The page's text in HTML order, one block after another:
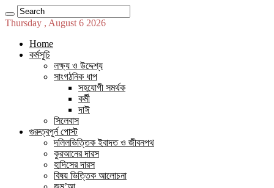
Thursday , August 6 2026
Home
কর্মসূচি
লক্ষ্য ও উদ্দেশ্য
সাংগঠনিক ধাপ
সহযোগী সমর্থক
কর্মী
দাঈ
সিলেবাস
গুরুত্বপূর্ন পোস্ট
দলিলভিত্তিক ইবাদত ও জীবনপথ
কুরআনের দারস
হাদিসের দারস
বিষয় ভিত্তিক আলোচনা